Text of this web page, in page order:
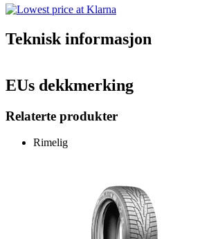
Teknisk informasjon
EUs dekkmerking
Relaterte produkter
Rimelig